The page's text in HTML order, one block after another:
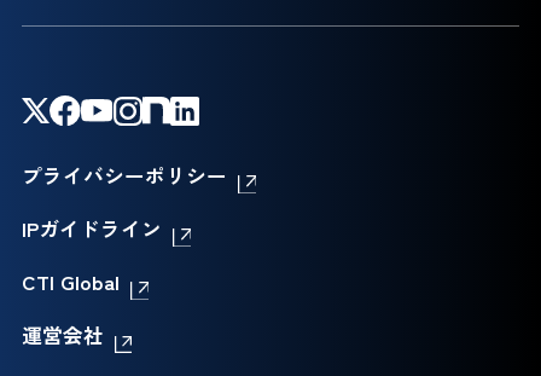
プライバシーポリシー
IPガイドライン
CTI Global
運営会社